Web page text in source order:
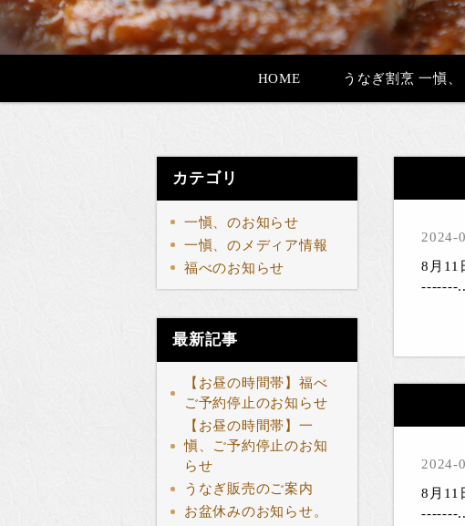
HOME うなぎ割烹 一愼、
カテゴリ
一愼、のお知らせ
一愼、のメディア情報
福べのお知らせ
最新記事
【お昼の時間帯】福べ
ご予約停止のお知らせ
【お昼の時間帯】一
愼、ご予約停止のお知
らせ
うなぎ販売のご案内
お盆休みのお知らせ。
2024-
8月11
-------
2024-
8月11
-------